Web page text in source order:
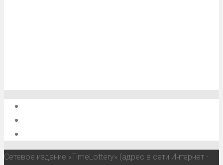
Сетевое издание «TimeLottery» (адрес в сети Интернет -